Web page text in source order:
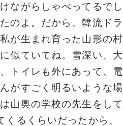
ながらしゃべってるでし
のよ。だから、韓流ドラ
が生まれ育った山形の村
似ていてね。雪深い、大
トイレも外にあって、電
がすごく明るいような場
山奥の学校の先生をして
るくらいだったから、